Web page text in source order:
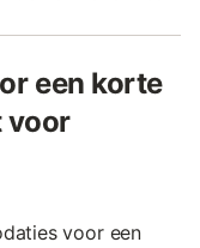
een korte
voor
voor een